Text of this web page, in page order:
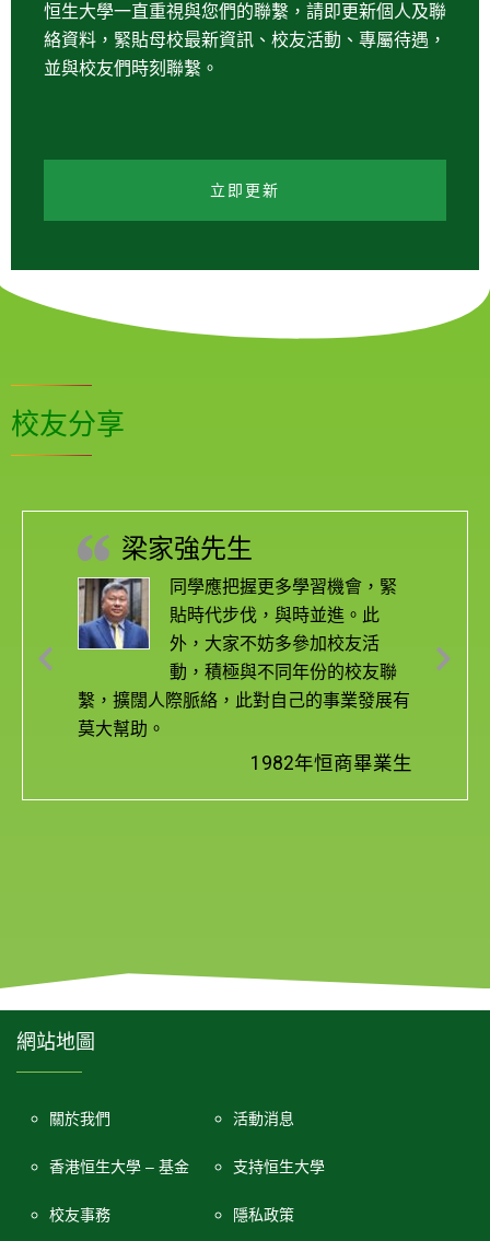
恒生大學一直重視與您們的聯繫，請即更新個人及聯
絡資料，緊貼母校最新資訊、校友活動、專屬待遇，
並與校友們時刻聯繫。
立即更新
校友分享
梁家強先生
同學應把握更多學習機會，緊
貼時代步伐，與時並進。此
外，大家不妨多參加校友活
動，積極與不同年份的校友聯
繫，擴闊人際脈絡，此對自己的事業發展有
莫大幫助。
1982年恒商畢業生
網站地圖
關於我們 活動消息
香港恒生大學 – 基金 支持恒生大學
校友事務 隱私政策